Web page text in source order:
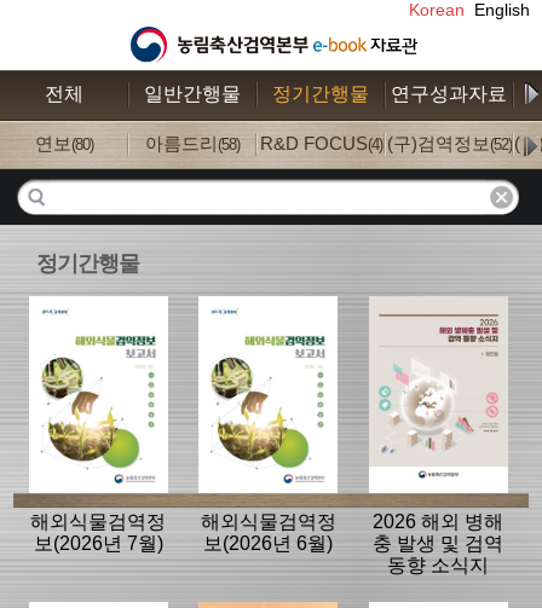
Korean English
전체 일반간행물 정기간행물 연구성과자료
연보(80) 아름드리(58) R&D FOCUS(4) (구)검역정보 (52) (
정기간행물
해외식물검역정
보(2026년 7월)
해외식물검역정
보(2026년 6월)
2026 해외 병해
충 발생 및 검역
동향 소식지